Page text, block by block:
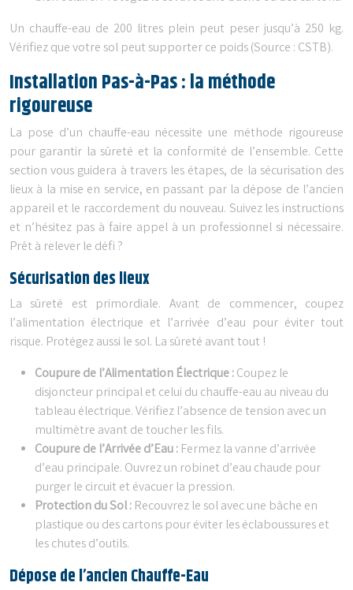
Un chauffe-eau de 200 litres plein peut peser jusqu’à 250 kg.
Vérifiez que votre sol peut supporter ce poids (Source : CSTB).
Installation Pas-à-Pas : la méthode
rigoureuse
La pose d’un chauffe-eau nécessite une méthode rigoureuse
pour garantir la sûreté et la conformité de l’ensemble. Cette
section vous guidera à travers les étapes, de la sécurisation des
lieux à la mise en service, en passant par la dépose de l’ancien
appareil et le raccordement du nouveau. Suivez les instructions
et n’hésitez pas à faire appel à un professionnel si nécessaire.
Prêt à relever le défi ?
Sécurisation des lieux
La sûreté est primordiale. Avant de commencer, coupez
l’alimentation électrique et l’arrivée d’eau pour éviter tout
risque. Protégez aussi le sol. La sûreté avant tout !
Coupure de l’Alimentation Électrique :Coupez le
disjoncteur principal et celui du chauffe-eau au niveau du
tableau électrique. Vérifiez l’absence de tension avec un
multimètre avant de toucher les fils.
Coupure de l’Arrivée d’Eau : Fermez la vanne d’arrivée
d’eau principale. Ouvrez un robinet d’eau chaude pour
purger le circuit et évacuer la pression.
Protection du Sol : Recouvrez le sol avec une bâche en
plastique ou des cartons pour éviter les éclaboussures et
les chutes d’outils.
Dépose de l’ancien Chauffe-Eau